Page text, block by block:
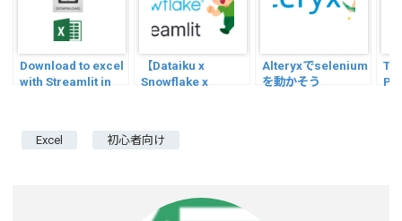
Download to excel
with Streamlit in
【Dataiku x
Snowflake x
Alteryxでselenium
を動かそう
Excel 初心者向け